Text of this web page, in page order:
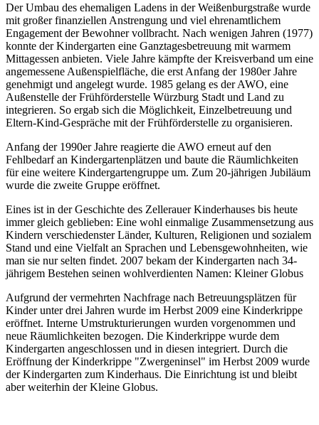
Der Umbau des ehemaligen Ladens in der Weißenburgstraße wurde
mit großer finanziellen Anstrengung und viel ehrenamtlichem
Engagement der Bewohner vollbracht. Nach wenigen Jahren (1977)
konnte der Kindergarten eine Ganztagesbetreuung mit warmem
Mittagessen anbieten. Viele Jahre kämpfte der Kreisverband um eine
angemessene Außenspielfläche, die erst Anfang der 1980er Jahre
genehmigt und angelegt wurde. 1985 gelang es der AWO, eine
Außenstelle der Frühförderstelle Würzburg Stadt und Land zu
integrieren. So ergab sich die Möglichkeit, Einzelbetreuung und
Eltern-Kind-Gespräche mit der Frühförderstelle zu organisieren.
Anfang der 1990er Jahre reagierte die AWO erneut auf den
Fehlbedarf an Kindergartenplätzen und baute die Räumlichkeiten
für eine weitere Kindergartengruppe um. Zum 20-jährigen Jubiläum
wurde die zweite Gruppe eröffnet.
Eines ist in der Geschichte des Zellerauer Kinderhauses bis heute
immer gleich geblieben: Eine wohl einmalige Zusammensetzung aus
Kindern verschiedenster Länder, Kulturen, Religionen und sozialem
Stand und eine Vielfalt an Sprachen und Lebensgewohnheiten, wie
man sie nur selten findet. 2007 bekam der Kindergarten nach 34-
jährigem Bestehen seinen wohlverdienten Namen: Kleiner Globus
Aufgrund der vermehrten Nachfrage nach Betreuungsplätzen für
Kinder unter drei Jahren wurde im Herbst 2009 eine Kinderkrippe
eröffnet. Interne Umstrukturierungen wurden vorgenommen und
neue Räumlichkeiten bezogen. Die Kinderkrippe wurde dem
Kindergarten angeschlossen und in diesen integriert. Durch die
Eröffnung der Kinderkrippe "Zwergeninsel" im Herbst 2009 wurde
der Kindergarten zum Kinderhaus. Die Einrichtung ist und bleibt
aber weiterhin der Kleine Globus.